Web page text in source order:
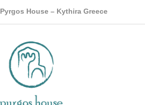
Pyrgos House – Kythira Greece